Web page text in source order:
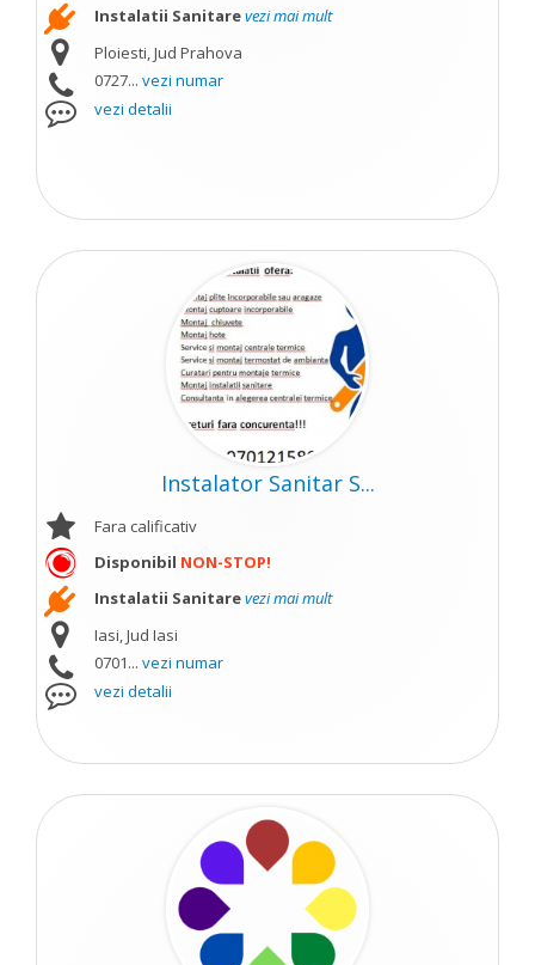
Instalatii Sanitarevezi mai mult
Ploiesti, Jud Prahova
0727... vezi numar
vezi detalii
Instalator Sanitar S...
Fara calificativ
Disponibil NON-STOP!
Instalatii Sanitarevezi mai mult
Iasi, Jud Iasi
0701... vezi numar
vezi detalii